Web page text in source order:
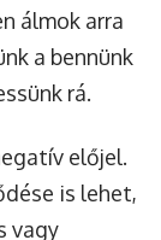
álmok arra
a bennünk
rá.
előjel.
is lehet,
vagy